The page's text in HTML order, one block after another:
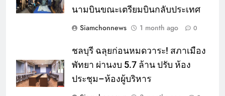
นามบินขณะเตรียมบินกลับประเทศ
Siamchonnews
1 month ago 0
ชลบุรี ฉลุยก่อนหมดวาระ! สภาเมือง
พัทยา ผ่านงบ 5.7 ล้าน ปรับ ห้อง
ประชุม–ห้องผู้บริหาร